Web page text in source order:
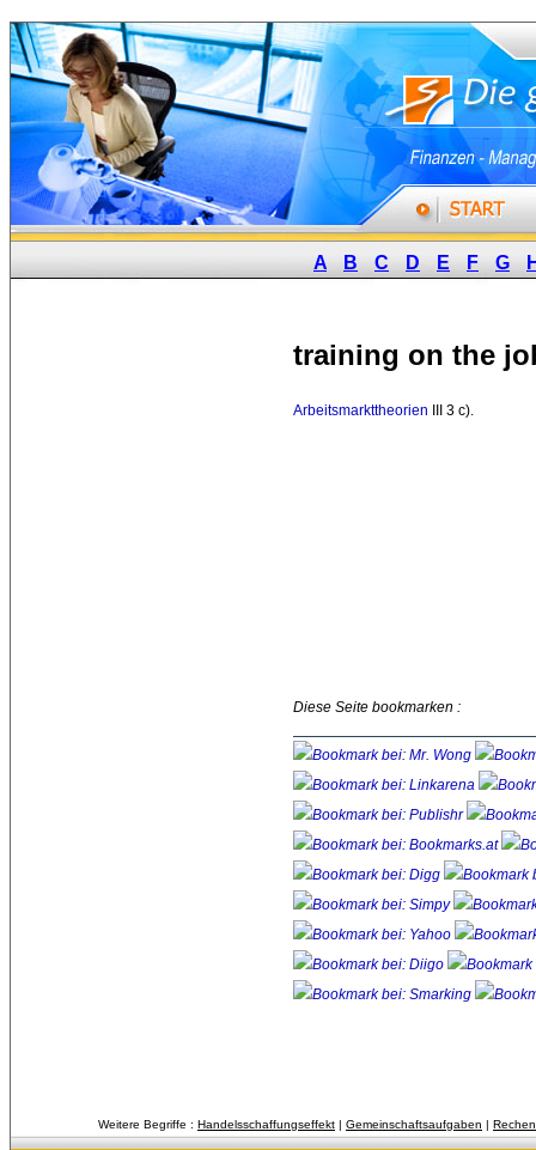
A B C D E F G
training on the
Arbeitsmarkttheorien III 3 c).
Diese Seite bookmarken :
Weitere Begriffe : Handelsschaffungseffekt | Gemeinschaftsaufgaben |